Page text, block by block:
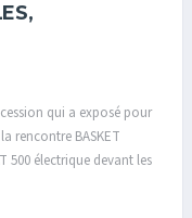
qui a exposé pour
rencontre BASKET
500 électrique devant les